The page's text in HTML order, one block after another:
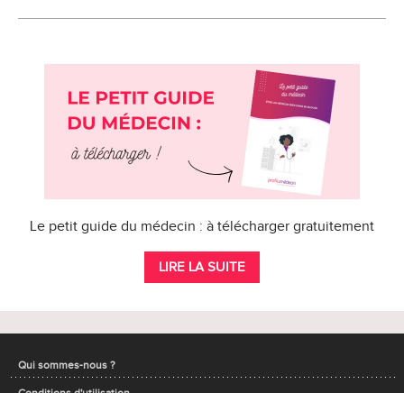
Le petit guide du médecin : à télécharger gratuitement
LIRE LA SUITE
Qui sommes-nous ?